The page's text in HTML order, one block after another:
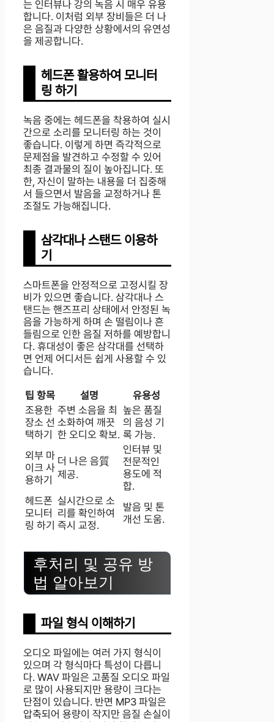
는 인터뷰나 강의 녹음 시 매우 유용
합니다. 이처럼 외부 장비들은 더 나
은 음질과 다양한 상황에서의 유연성
을 제공합니다.
헤드폰 활용하여 모니터
링 하기
녹음 중에는 헤드폰을 착용하여 실시
간으로 소리를 모니터링 하는 것이
좋습니다. 이렇게 하면 즉각적으로
문제점을 발견하고 수정할 수 있어
최종 결과물의 질이 높아집니다. 또
한, 자신이 말하는 내용을 더 집중해
서 들으면서 발음을 교정하거나 톤
조절도 가능해집니다.
삼각대나 스탠드 이용하
기
스마트폰을 안정적으로 고정시킬 장
비가 있으면 좋습니다. 삼각대나 스
탠드는 핸즈프리 상태에서 안정된 녹
음을 가능하게 하며 손 떨림이나 흔
들림으로 인한 음질 저하를 예방합니
다. 휴대성이 좋은 삼각대를 선택하
면 언제 어디서든 쉽게 사용할 수 있
습니다.
팁 항목
설명
유용성
조용한
장소 선
택하기
주변 소음을 최
소화하여 깨끗
한 오디오 확보.
높은 품질
의 음성 기
록 가능.
외부 마
이크 사
용하기
더 나은 음質
제공.
인터뷰 및
전문적인
용도에 적
합.
헤드폰
모니터
링 하기
실시간으로 소
리를 확인하여
즉시 교정.
발음 및 톤
개선 도움.
후처리 및 공유 방
법 알아보기
파일 형식 이해하기
오디오 파일에는 여러 가지 형식이
있으며 각 형식마다 특성이 다릅니
다. WAV 파일은 고품질 오디오 파일
로 많이 사용되지만 용량이 크다는
단점이 있습니다. 반면 MP3 파일은
압축되어 용량이 작지만 음질 손실이